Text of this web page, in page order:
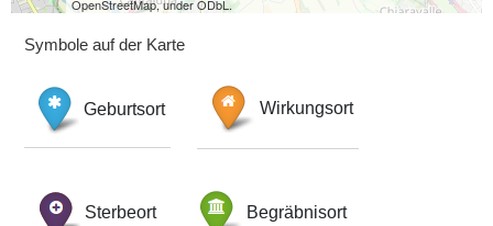
OpenStreetMap, under ODbL.
Symbole auf der Karte
Geburtsort Wirkungsort
Sterbeort Begräbnisort